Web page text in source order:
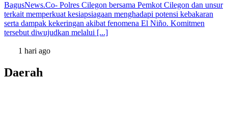
BagusNews.Co- Polres Cilegon bersama Pemkot Cilegon dan unsur
terkait memperkuat kesiapsiagaan menghadapi potensi kebakaran
serta dampak kekeringan akibat fenomena El Niño. Komitmen
tersebut diwujudkan melalui [...]
1 hari ago
Daerah